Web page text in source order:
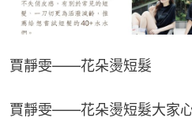
賈靜雯——花朵燙短髮
賈靜雯——花朵燙短髮大家